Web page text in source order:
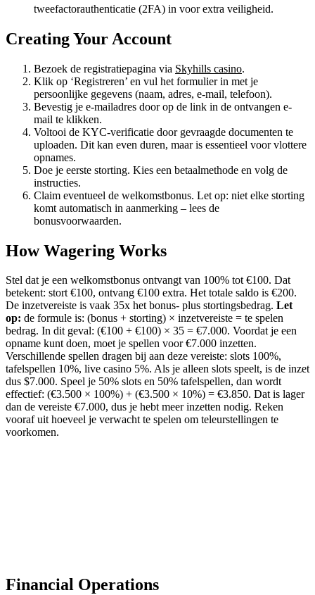
tweefactorauthenticatie (2FA) in voor extra veiligheid.
Creating Your Account
Bezoek de registratiepagina via Skyhills casino.
Klik op ‘Registreren’ en vul het formulier in met je
persoonlijke gegevens (naam, adres, e-mail, telefoon).
Bevestig je e-mailadres door op de link in de ontvangen e-
mail te klikken.
Voltooi de KYC-verificatie door gevraagde documenten te
uploaden. Dit kan even duren, maar is essentieel voor vlottere
opnames.
Doe je eerste storting. Kies een betaalmethode en volg de
instructies.
Claim eventueel de welkomstbonus. Let op: niet elke storting
komt automatisch in aanmerking – lees de
bonusvoorwaarden.
How Wagering Works
Stel dat je een welkomstbonus ontvangt van 100% tot €100. Dat
betekent: stort €100, ontvang €100 extra. Het totale saldo is €200.
De inzetvereiste is vaak 35x het bonus- plus stortingsbedrag. Let
op: de formule is: (bonus + storting) × inzetvereiste = te spelen
bedrag. In dit geval: (€100 + €100) × 35 = €7.000. Voordat je een
opname kunt doen, moet je spellen voor €7.000 inzetten.
Verschillende spellen dragen bij aan deze vereiste: slots 100%,
tafelspellen 10%, live casino 5%. Als je alleen slots speelt, is de inzet
dus $7.000. Speel je 50% slots en 50% tafelspellen, dan wordt
effectief: (€3.500 × 100%) + (€3.500 × 10%) = €3.850. Dat is lager
dan de vereiste €7.000, dus je hebt meer inzetten nodig. Reken
vooraf uit hoeveel je verwacht te spelen om teleurstellingen te
voorkomen.
Financial Operations